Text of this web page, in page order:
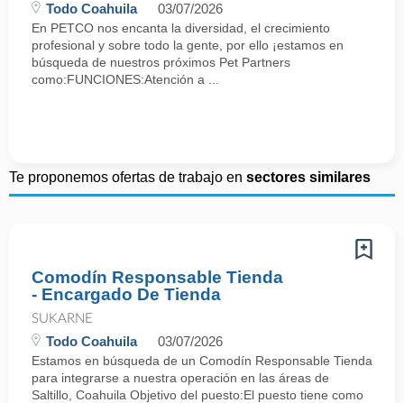
Todo Coahuila 03/07/2026
En PETCO nos encanta la diversidad, el crecimiento
profesional y sobre todo la gente, por ello ¡estamos en
búsqueda de nuestros próximos Pet Partners
como:FUNCIONES:Atención a ...
Te proponemos ofertas de trabajo en sectores similares
Comodín Responsable Tienda
- Encargado De Tienda
SUKARNE
Todo Coahuila 03/07/2026
Estamos en búsqueda de un Comodín Responsable Tienda
para integrarse a nuestra operación en las áreas de
Saltillo, Coahuila Objetivo del puesto:El puesto tiene como